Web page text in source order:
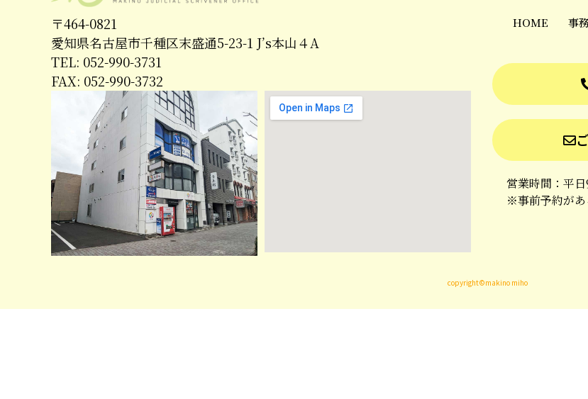
〒464-0821
愛知県名古屋市千種区末盛通5-23-1 J’s本山４A
TEL: 052-990-3731
FAX: 052-990-3732
HOME 事
営業時間：平
※事前予約があ
copyright©makino miho